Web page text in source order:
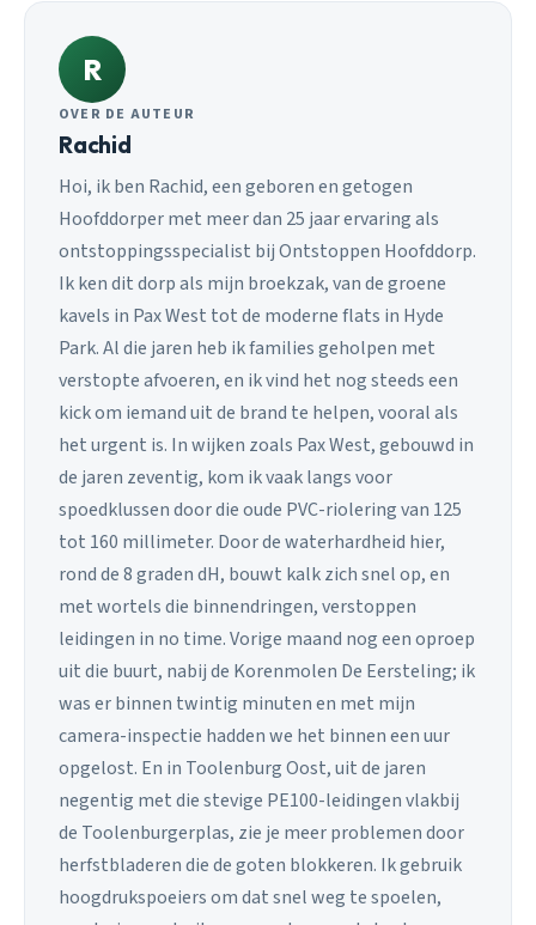
R
OVER DE AUTEUR
Rachid
Hoi, ik ben Rachid, een geboren en getogen
Hoofddorper met meer dan 25 jaar ervaring als
ontstoppingsspecialist bij Ontstoppen Hoofddorp.
Ik ken dit dorp als mijn broekzak, van de groene
kavels in Pax West tot de moderne flats in Hyde
Park. Al die jaren heb ik families geholpen met
verstopte afvoeren, en ik vind het nog steeds een
kick om iemand uit de brand te helpen, vooral als
het urgent is. In wijken zoals Pax West, gebouwd in
de jaren zeventig, kom ik vaak langs voor
spoedklussen door die oude PVC-riolering van 125
tot 160 millimeter. Door de waterhardheid hier,
rond de 8 graden dH, bouwt kalk zich snel op, en
met wortels die binnendringen, verstoppen
leidingen in no time. Vorige maand nog een oproep
uit die buurt, nabij de Korenmolen De Eersteling; ik
was er binnen twintig minuten en met mijn
camera-inspectie hadden we het binnen een uur
opgelost. En in Toolenburg Oost, uit de jaren
negentig met die stevige PE100-leidingen vlakbij
de Toolenburgerplas, zie je meer problemen door
herfstbladeren die de goten blokkeren. Ik gebruik
hoogdrukspoeiers om dat snel weg te spoelen,